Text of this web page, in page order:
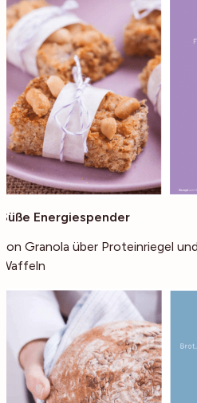
Süße Energiespender
von Granola über Proteinriegel
Waffeln